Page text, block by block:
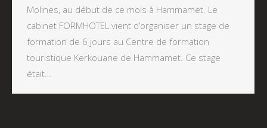
Molines, au début de ce mois à Hammamet. Le
cabinet FORMHOTEL vient d’organiser un stage de
formation de 6 jours au Centre de formation
touristique Kerkouane de Hammamet. Ce stage
était…